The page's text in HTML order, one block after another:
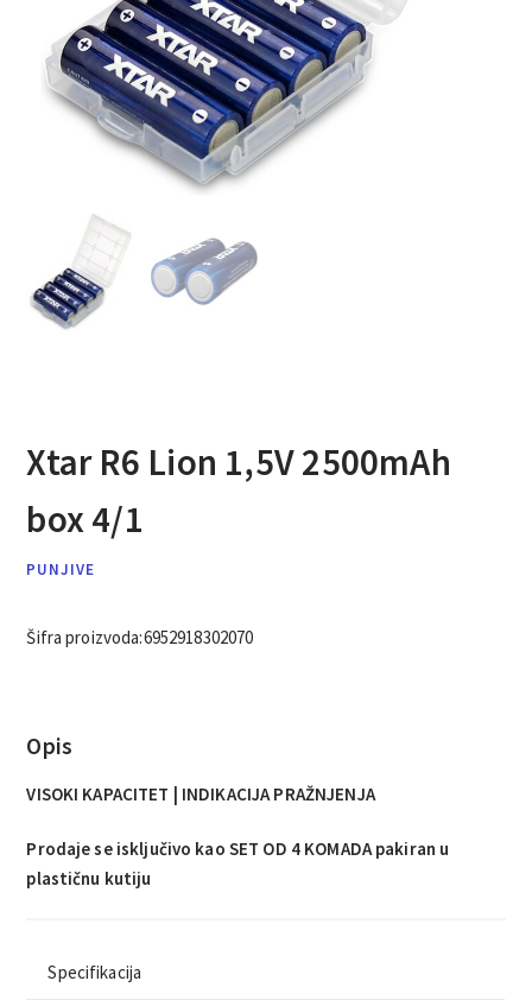
Xtar R6 Lion 1,5V 2500mAh
box 4/1
PUNJIVE
Šifra proizvoda:6952918302070
Opis
VISOKI KAPACITET | INDIKACIJA PRAŽNJENJA
Prodaje se isključivo kao SET OD 4 KOMADA pakiran u
plastičnu kutiju
Specifikacija